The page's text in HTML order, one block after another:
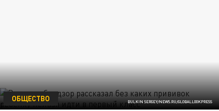
BULKIN SERGEY/NEWS.RU/GLOBALLOOKPRESS
ОБЩЕСТВО